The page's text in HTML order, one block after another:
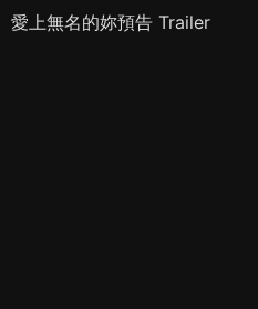
愛上無名的妳預告 Trailer